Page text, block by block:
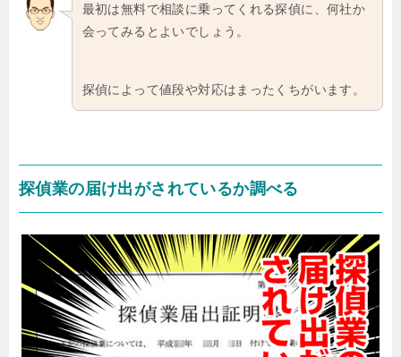
最初は無料で相談に乗ってくれる探偵に、何社か
会ってみるとよいでしょう。
探偵によって値段や対応はまったくちがいます。
探偵業の届け出がされているか調べる